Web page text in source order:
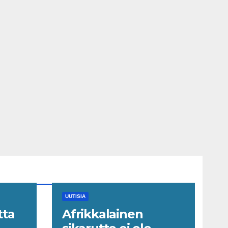
UUTISIA
Afrikkalainen